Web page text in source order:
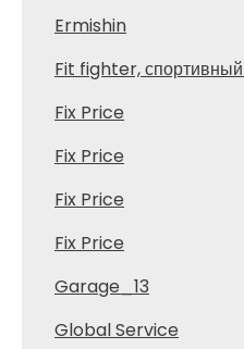
Ermishin
Fit fighter, спортивный
Fix Price
Fix Price
Fix Price
Fix Price
Garage_13
Global Service